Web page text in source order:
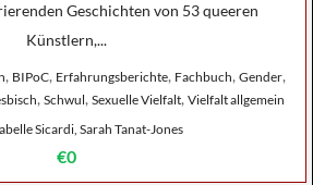
Geschichten von 53 queeren
Künstlern,...
, BIPoC, Erfahrungsberichte, Fachbuch, Gender,
, Schwul, Sexuelle Vielfalt, Vielfalt allgemein
Sicardi, Sarah Tanat-Jones
€0